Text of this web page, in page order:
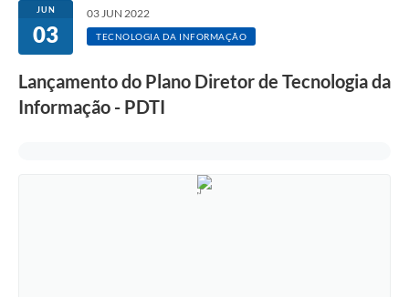
JUN
03
03 JUN 2022
TECNOLOGIA DA INFORMAÇÃO
Lançamento do Plano Diretor de Tecnologia da
Informação - PDTI